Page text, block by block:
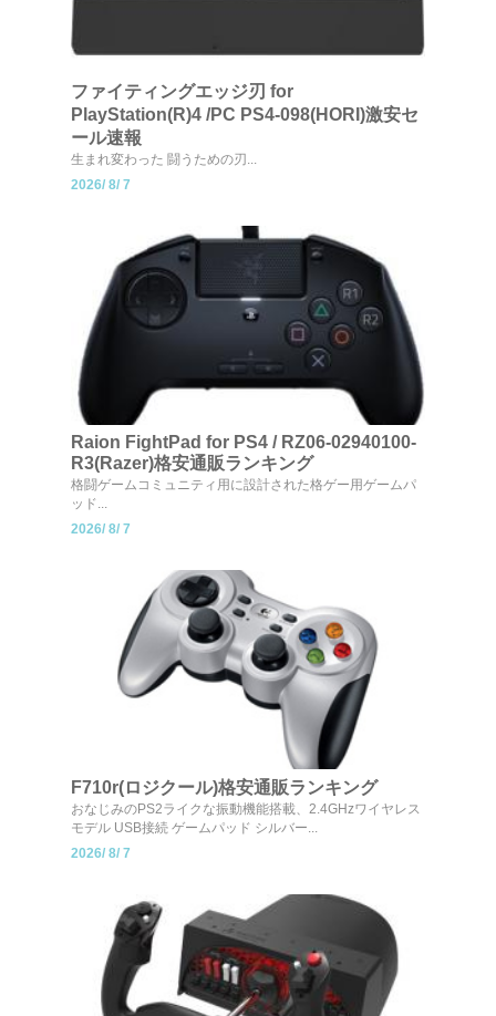
ファイティングエッジ刃 for
PlayStation(R)4 /PC PS4-098(HORI)激安セ
ール速報
生まれ変わった 闘うための刃...
2026/ 8/ 7
Raion FightPad for PS4 / RZ06-02940100-
R3(Razer)格安通販ランキング
格闘ゲームコミュニティ用に設計された格ゲー用ゲームパ
ッド...
2026/ 8/ 7
F710r(ロジクール)格安通販ランキング
おなじみのPS2ライクな振動機能搭載、2.4GHzワイヤレス
モデル USB接続 ゲームパッド シルバー...
2026/ 8/ 7